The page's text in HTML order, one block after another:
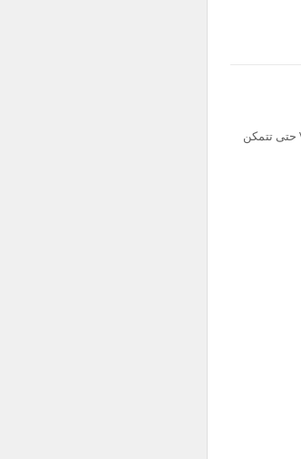
تم حظر سيرفر Ok.ru في السعودية لذلك من لا يعمل معه الفيديو رجاء قم بتحميل برنامج VPN حتى تتمكن